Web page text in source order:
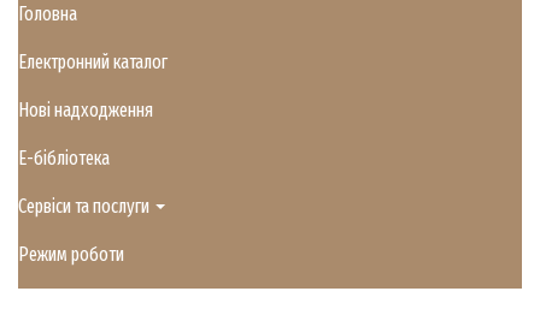
Головна
Електронний каталог
Нові надходження
E-бібліотека
Сервіси та послуги
Режим роботи